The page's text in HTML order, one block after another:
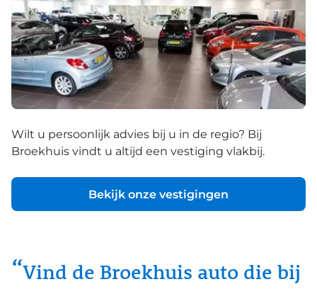
Wilt u persoonlijk advies bij u in de regio? Bij
Broekhuis vindt u altijd een vestiging vlakbij.
Bekijk onze vestigingen
Vind de Broekhuis auto die bij